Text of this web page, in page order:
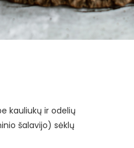
kauliukų ir odelių
šalavijo) sėklų